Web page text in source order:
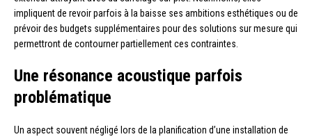
impliquent de revoir parfois à la baisse ses ambitions esthétiques ou de
prévoir des budgets supplémentaires pour des solutions sur mesure qui
permettront de contourner partiellement ces contraintes.
Une résonance acoustique parfois
problématique
Un aspect souvent négligé lors de la planification d’une installation de